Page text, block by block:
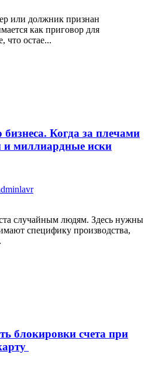
или должник признан
как приговор для
что остае...
Когда за плечами
миллиардные иски
случайным людям. Здесь нужны
специфику производства,
блокировки счета при